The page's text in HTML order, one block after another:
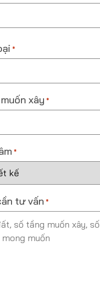
*
xây *
*
tư vấn *